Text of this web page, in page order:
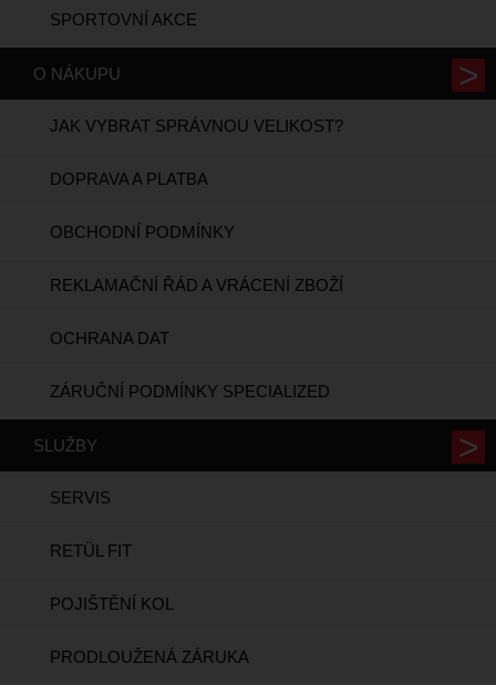
SPORTOVNÍ AKCE
O NÁKUPU
JAK VYBRAT SPRÁVNOU VELIKOST?
DOPRAVA A PLATBA
OBCHODNÍ PODMÍNKY
REKLAMAČNÍ ŘÁD A VRÁCENÍ ZBOŽÍ
OCHRANA DAT
ZÁRUČNÍ PODMÍNKY SPECIALIZED
SLUŽBY
SERVIS
RETÜL FIT
POJIŠTĚNÍ KOL
PRODLOUŽENÁ ZÁRUKA